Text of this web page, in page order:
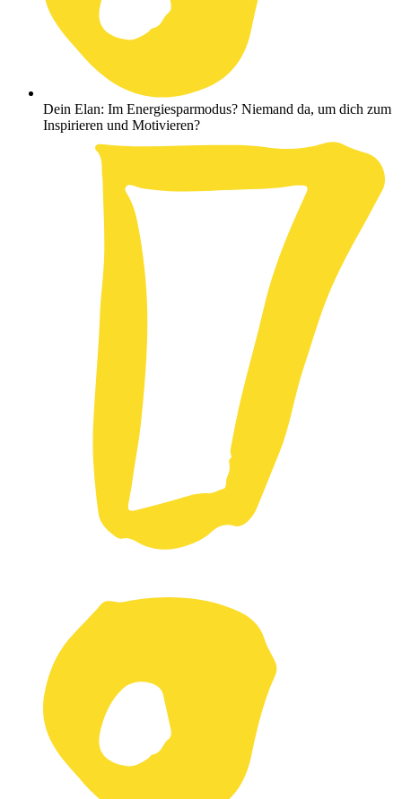
Dein Elan: Im Energiesparmodus? Niemand da, um dich zum
Inspirieren und Motivieren?